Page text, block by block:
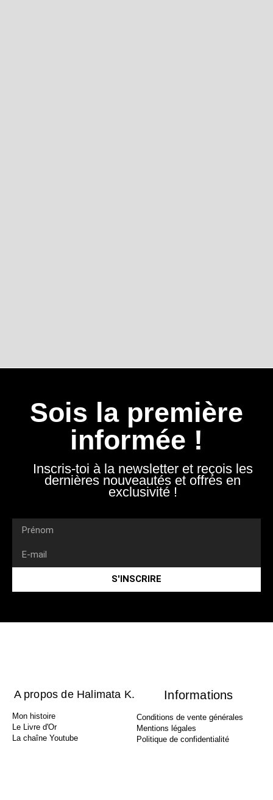
Sois la première
informée !
Inscris-toi à la newsletter et reçois les
dernières nouveautés et offres en
exclusivité !
S'INSCRIRE
A propos de Halimata K.
Mon histoire
Le Livre d'Or
La chaîne Youtube
Informations
Conditions de vente générales
Mentions légales
Politique de confidentialité